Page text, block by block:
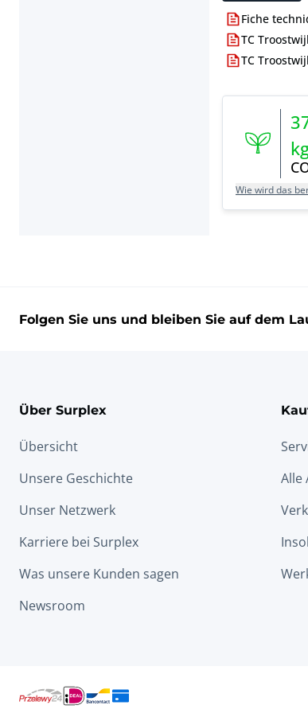
Fiche
TC
TC
Wie wird das
Folgen Sie uns und bleiben Sie auf dem
Über Surplex
Übersicht
Unsere Geschichte
Unser Netzwerk
Karriere bei Surplex
Was unsere Kunden sagen
Newsroom
Alle